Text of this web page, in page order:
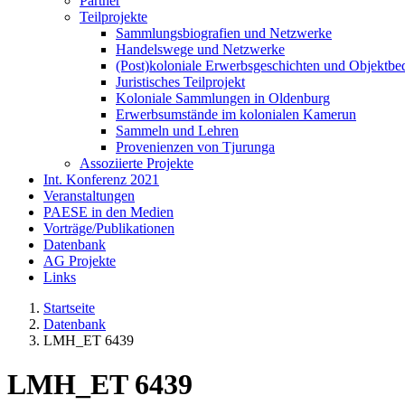
Teilprojekte
Sammlungsbiografien und Netzwerke
Handelswege und Netzwerke
(Post)koloniale Erwerbsgeschichten und
Juristisches Teilprojekt
Koloniale Sammlungen in Oldenburg
Erwerbsumstände im kolonialen Kamerun
Sammeln und Lehren
Provenienzen von Tjurunga
Assoziierte Projekte
Int. Konferenz 2021
Veranstaltungen
PAESE in den Medien
Vorträge/Publikationen
Datenbank
AG Projekte
Links
Startseite
Datenbank
LMH_ET 6439
LMH_ET 6439